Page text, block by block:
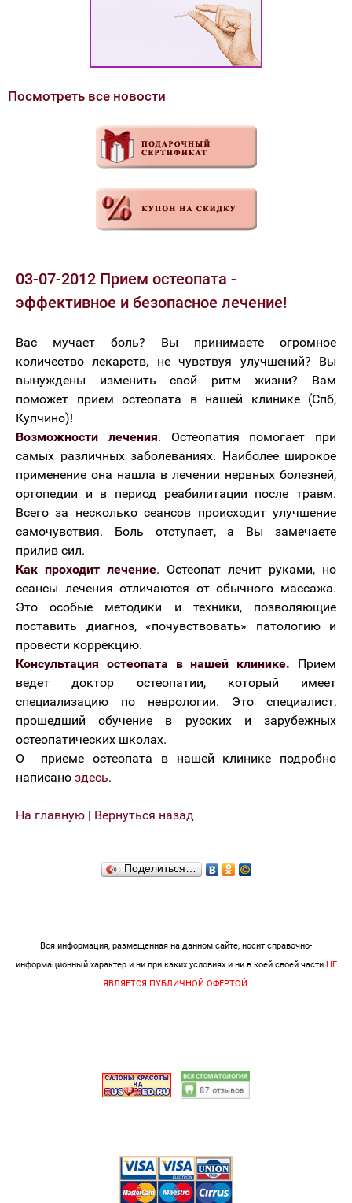
Посмотреть все новости
03-07-2012 Прием остеопата -
эффективное и безопасное лечение!
Вас мучает боль? Вы принимаете огромное
количество лекарств, не чувствуя улучшений? Вы
вынуждены изменить свой ритм жизни? Вам
поможет прием остеопата в нашей клинике (Спб,
Купчино)!
Возможности лечения. Остеопатия помогает при
самых различных заболеваниях. Наиболее широкое
применение она нашла в лечении нервных болезней,
ортопедии и в период реабилитации после травм.
Всего за несколько сеансов происходит улучшение
самочувствия. Боль отступает, а Вы замечаете
прилив сил.
Как проходит лечение. Остеопат лечит руками, но
сеансы лечения отличаются от обычного массажа.
Это особые методики и техники, позволяющие
поставить диагноз, «почувствовать» патологию и
провести коррекцию.
Консультация остеопата в нашей клинике. Прием
ведет доктор остеопатии, который имеет
специализацию по неврологии. Это специалист,
прошедший обучение в русских и зарубежных
остеопатических школах.
О приеме остеопата в нашей клинике подробно
написано здесь.
На главную | Вернуться назад
Поделиться…
Вся информация, размещенная на данном сайте, носит справочно-
информационный характер и ни при каких условиях и ни в коей своей части НЕ
ЯВЛЯЕТСЯ ПУБЛИЧНОЙ ОФЕРТОЙ.